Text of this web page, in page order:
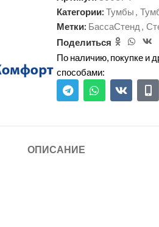
Категории: Тумбы ,
Метки: БассаСтенд ,
Поделиться
По наличию, покупке и
способами:
ОПИСАНИЕ